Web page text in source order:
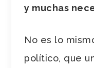
y muchas
No es lo
político, que